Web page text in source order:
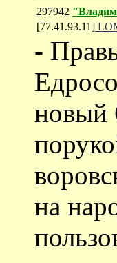
297942
[77.41.93.11]
-
новый
на